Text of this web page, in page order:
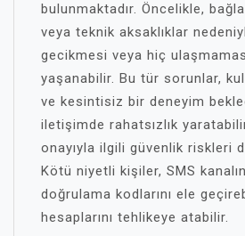
bulunmaktadır. Öncelikle,
veya teknik aksaklıklar
gecikmesi veya hiç
yaşanabilir. Bu tür sorunlar,
ve kesintisiz bir deneyim
iletişimde rahatsızlık
onayıyla ilgili güvenlik riskleri
Kötü niyetli kişiler, SMS
doğrulama kodlarını ele
hesaplarını tehlikeye atabilir.